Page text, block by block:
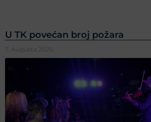
U TK povećan broj požara
7. Augusta 2026.